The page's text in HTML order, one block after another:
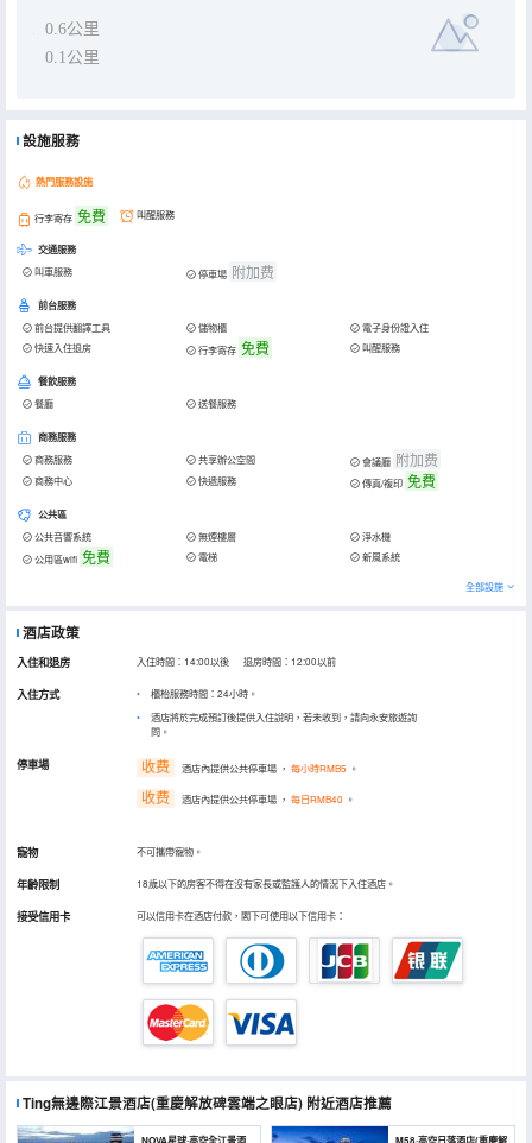
0.6公里
0.1公里
設施服務
熱門服務設施
行李寄存 免費 叫醒服務
交通服務
叫車服務 停車場 附加费
前台服務
前台提供翻譯工具 儲物櫃
電子身份證入住
快速入住退房
行李寄存 免費 叫醒服務
餐飲服務
餐廳 送餐服務
商務服務
商務服務 共享辦公空間 會議廳 附加费
商務中心 快遞服務 傳真/複印 免費
公共區
公共音響系統 無煙樓層
淨水機
公用區wifi 免費 電梯 新風系統
全部設施
酒店政策
入住和退房 入住時間：14:00以後 退房時間：12:00以前
入住方式
櫃枱服務時間：24小時。
酒店將於完成預訂後提供入住說明，若未收到，請向永安旅遊詢
問。
停車場 收费 酒店內提供公共停車場 ， 每小時RMB5 。
收费 酒店內提供公共停車場 ， 每日RMB40 。
寵物 不可攜帶寵物。
年齡限制 18歲以下的房客不得在沒有家長或監護人的情況下入住酒店。
接受信用卡 可以信用卡在酒店付款，閣下可使用以下信用卡：
Ting無邊際江景酒店(重慶解放碑雲端之眼店) 附近酒店推薦
NOVA星球·高空全江景酒 M58·高空日落酒店(重慶解